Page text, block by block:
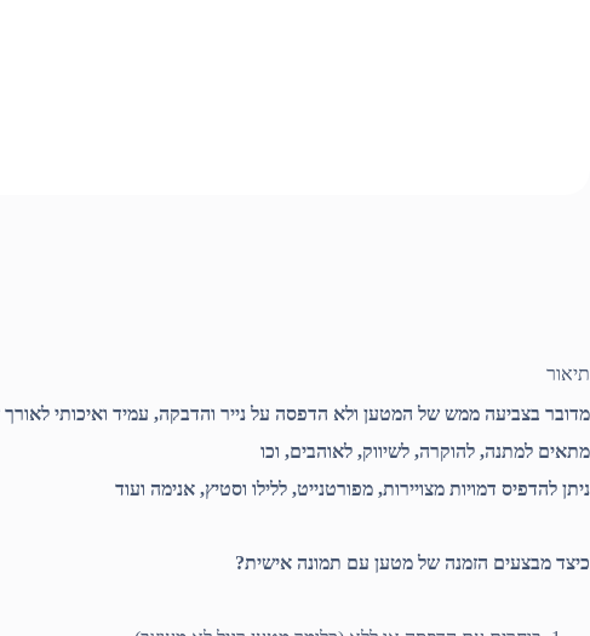
תיאור
מדובר בצביעה ממש של המטען ולא הדפסה על נייר והדבקה, עמיד ואיכותי לאורך
מתאים למתנה, להוקרה, לשיווק, לאוהבים, וכו
ניתן להדפיס דמויות מצויירות, מפורטנייט, ללילו וסטיץ, אנימה ועוד
כיצד מבצעים הזמנה של מטען עם תמונה אישית?